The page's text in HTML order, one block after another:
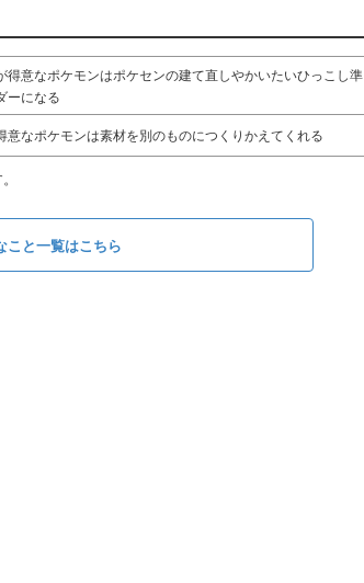
得意なポケモンはポケセンの建て直しやかいたいひっこし準
ーになる
意なポケモンは素材を別のものにつくりかえてくれる
こと一覧はこちら